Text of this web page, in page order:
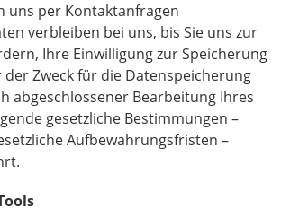
uns per Kontaktanfragen
verbleiben bei uns, bis Sie uns zur
Ihre Einwilligung zur Speicherung
Zweck für die Datenspeicherung
abgeschlossener Bearbeitung Ihres
gesetzliche Bestimmungen –
Aufbewahrungsfristen –